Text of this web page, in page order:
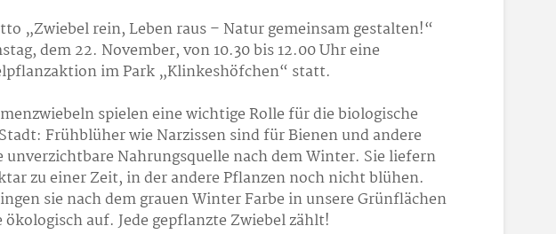
„Zwiebel rein, Leben raus – Natur gemeinsam gestalten!“
dem 22. November, von 10.30 bis 12.00 Uhr eine
im Park „Klinkeshöfchen“ statt.
spielen eine wichtige Rolle für die biologische
Frühblüher wie Narzissen sind für Bienen und andere
unverzichtbare Nahrungsquelle nach dem Winter. Sie liefern
zu einer Zeit, in der andere Pflanzen noch nicht blühen.
sie nach dem grauen Winter Farbe in unsere Grünflächen
auf. Jede gepflanzte Zwiebel zählt!